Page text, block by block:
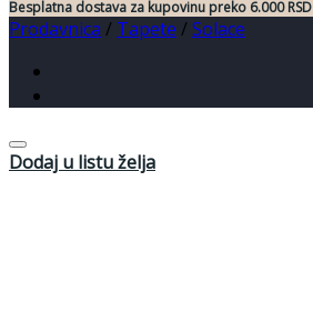
Besplatna dostava za kupovinu preko 6.000 RSD
Prodavnica / Tapete /Solace
Dodaj u listu želja